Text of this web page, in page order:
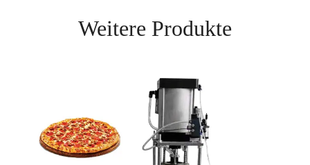
Weitere Produkte